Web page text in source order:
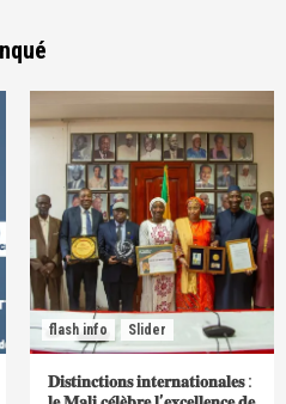
flash info Slider
𝐃𝐢𝐬𝐭𝐢𝐧𝐜𝐭𝐢𝐨𝐧𝐬 𝐢𝐧𝐭𝐞𝐫𝐧𝐚𝐭𝐢𝐨𝐧𝐚𝐥𝐞𝐬 :